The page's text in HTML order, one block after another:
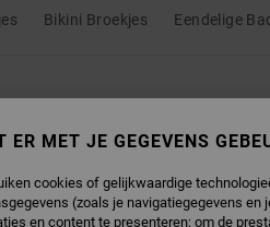
Bikini Broekjes Eendelige
ZIJN
ER MET JE GEGEVENS
cookies of gelijkwaardige
(zoals je navigatiegegevens
en content te presenteren; om de